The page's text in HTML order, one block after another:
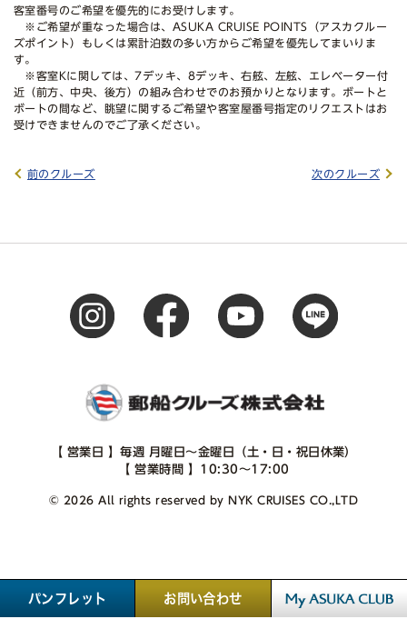
客室番号のご希望を優先的にお受けします。
※ご希望が重なった場合は、ASUKA CRUISE POINTS（アスカクルー
ズポイント）もしくは累計泊数の多い方からご希望を優先してまいりま
す。
※客室Kに関しては、7デッキ、8デッキ、右舷、左舷、エレベーター付
近（前方、中央、後方）の組み合わせでのお預かりとなります。ボートと
ボートの間など、眺望に関するご希望や客室屋番号指定のリクエストはお
受けできませんのでご了承ください。
前のクルーズ 次のクルーズ
【 営業日 】毎週 月曜日～金曜日（土・日・祝日休業）
【 営業時間 】10:30～17:00
© 2026 All rights reserved by NYK CRUISES CO.,LTD
パンフレット お問い合わせ